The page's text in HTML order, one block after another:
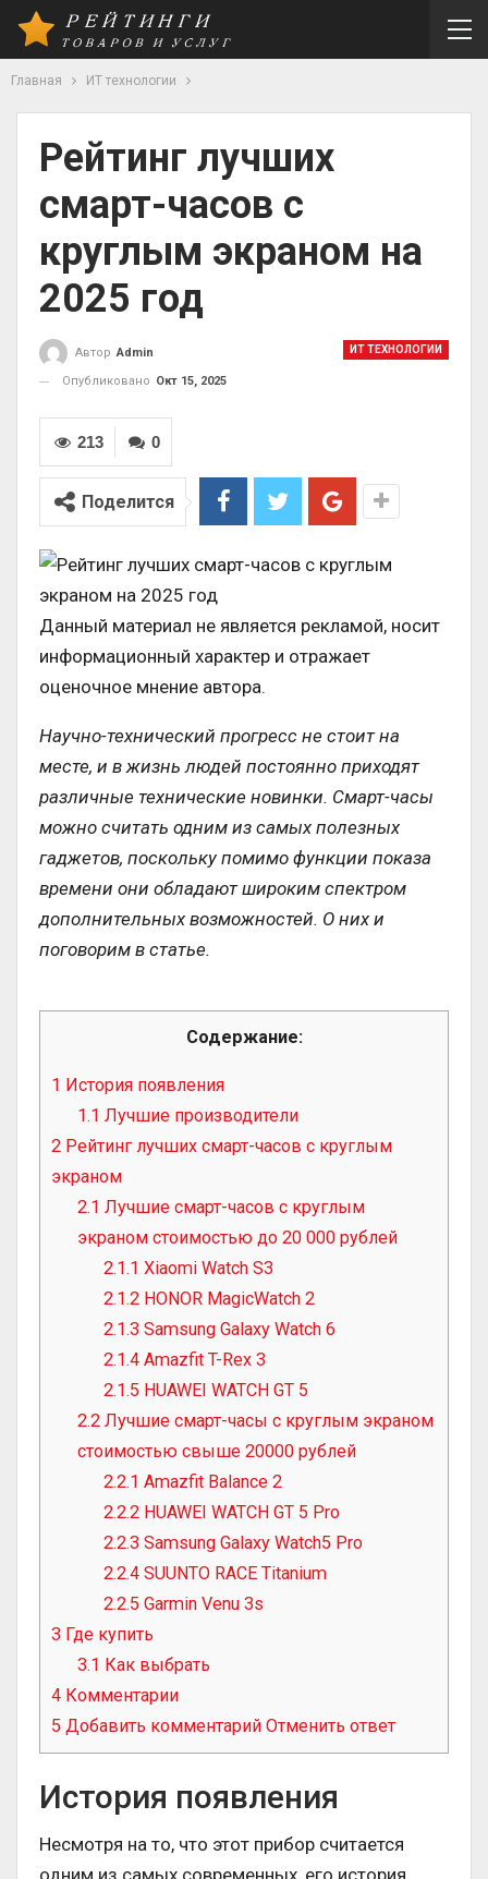
Главная ИТ технологии
Рейтинг лучших
смарт-часов с
круглым экраном на
2025 год
ИТ ТЕХНОЛОГИИ
Автор Admin
Опубликовано Окт 15, 2025
0
213
Поделится
Данный материал не является рекламой, носит
информационный характер и отражает
оценочное мнение автора.
Научно-технический прогресс не стоит на
месте, и в жизнь людей постоянно приходят
различные технические новинки. Смарт-часы
можно считать одним из самых полезных
гаджетов, поскольку помимо функции показа
времени они обладают широким спектром
дополнительных возможностей. О них и
поговорим в статье.
Содержание:
1 История появления
1.1 Лучшие производители
2 Рейтинг лучших смарт-часов с круглым
экраном
2.1 Лучшие смарт-часов с круглым
экраном стоимостью до 20 000 рублей
2.1.1 Xiaomi Watch S3
2.1.2 HONOR MagicWatch 2
2.1.3 Samsung Galaxy Watch 6
2.1.4 Amazfit T-Rex 3
2.1.5 HUAWEI WATCH GT 5
2.2 Лучшие смарт-часы с круглым экраном
стоимостью свыше 20000 рублей
2.2.1 Amazfit Balance 2
2.2.2 HUAWEI WATCH GT 5 Pro
2.2.3 Samsung Galaxy Watch5 Pro
2.2.4 SUUNTO RACE Titanium
2.2.5 Garmin Venu 3s
3 Где купить
3.1 Как выбрать
4 Комментарии
5 Добавить комментарий Отменить ответ
История появления
Несмотря на то, что этот прибор считается